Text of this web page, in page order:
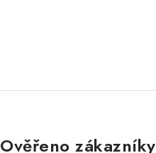
Ověřeno zákazníky